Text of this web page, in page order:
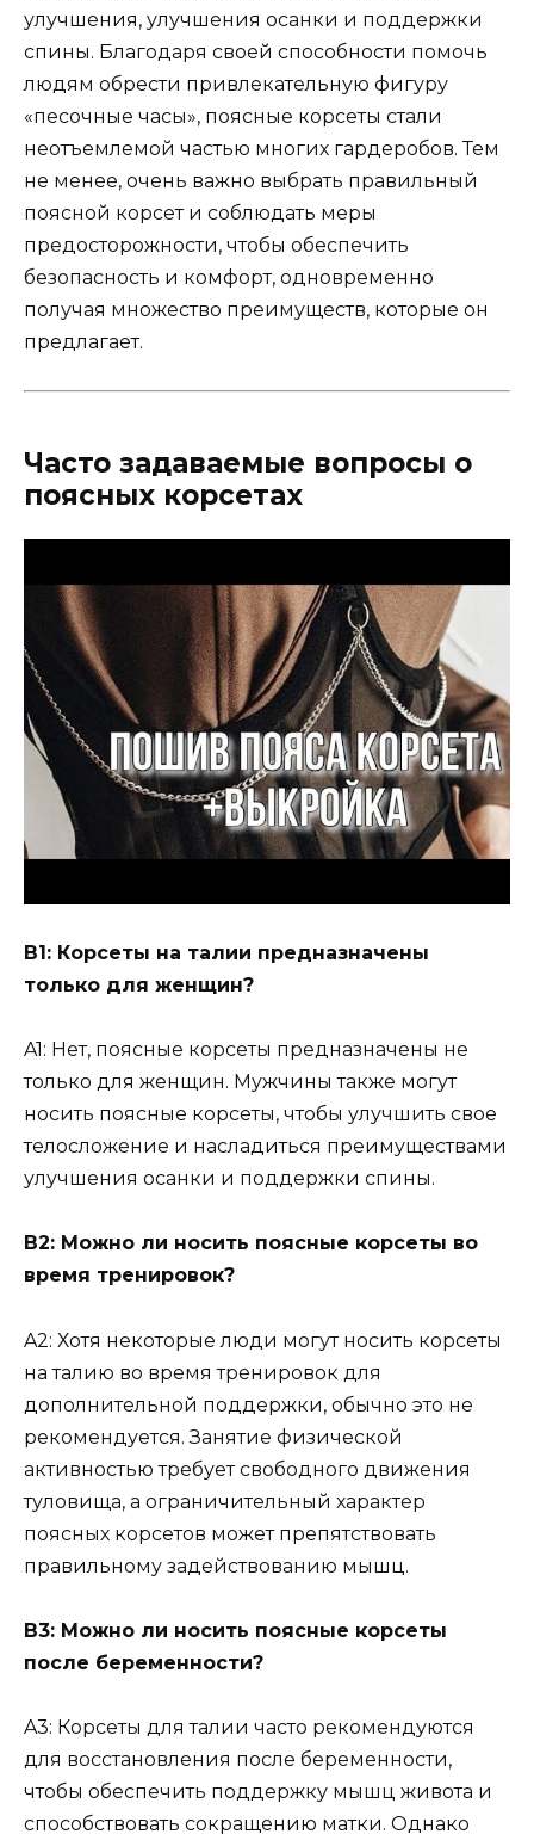
улучшения, улучшения осанки и поддержки
спины. Благодаря своей способности помочь
людям обрести привлекательную фигуру
«песочные часы», поясные корсеты стали
неотъемлемой частью многих гардеробов. Тем
не менее, очень важно выбрать правильный
поясной корсет и соблюдать меры
предосторожности, чтобы обеспечить
безопасность и комфорт, одновременно
получая множество преимуществ, которые он
предлагает.
Часто задаваемые вопросы о
поясных корсетах
В1: Корсеты на талии предназначены
только для женщин?
A1: Нет, поясные корсеты предназначены не
только для женщин. Мужчины также могут
носить поясные корсеты, чтобы улучшить свое
телосложение и насладиться преимуществами
улучшения осанки и поддержки спины.
В2: Можно ли носить поясные корсеты во
время тренировок?
A2: Хотя некоторые люди могут носить корсеты
на талию во время тренировок для
дополнительной поддержки, обычно это не
рекомендуется. Занятие физической
активностью требует свободного движения
туловища, а ограничительный характер
поясных корсетов может препятствовать
правильному задействованию мышц.
В3: Можно ли носить поясные корсеты
после беременности?
A3: Корсеты для талии часто рекомендуются
для восстановления после беременности,
чтобы обеспечить поддержку мышц живота и
способствовать сокращению матки. Однако